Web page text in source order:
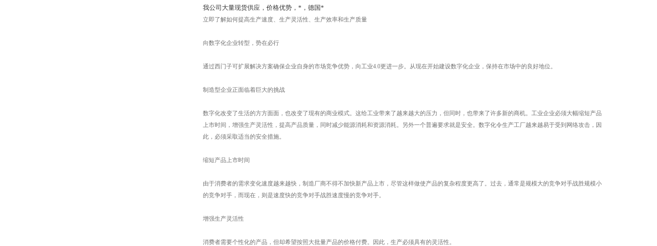
我公司大量现货供应，价格优势，*，德国*
立即了解如何提高生产速度、生产灵活性、生产效率和生产质量
向数字化企业转型，势在必行
通过西门子可扩展解决方案确保企业自身的市场竞争优势，向工业4.0更进一步。从现在开始建设数字化企业，保持在市场中的良好地位。
制造型企业正面临着巨大的挑战
数字化改变了生活的方方面面，也改变了现有的商业模式。这给工业带来了越来越大的压力，但同时，也带来了许多新的商机。工业企业必须大幅缩短产品
上市时间，增强生产灵活性，提高产品质量，同时减少能源消耗和资源消耗。另外一个普遍要求就是安全。数字化令生产工厂越来越易于受到网络攻击，因
此，必须采取适当的安全措施。
缩短产品上市时间
由于消费者的需求变化速度越来越快，制造厂商不得不加快新产品上市，尽管这样做使产品的复杂程度更高了。过去，通常是规模大的竞争对手战胜规模小
的竞争对手，而现在，则是速度快的竞争对手战胜速度慢的竞争对手。
增强生产灵活性
消费者需要个性化的产品，但却希望按照大批量产品的价格付费。因此，生产必须具有的灵活性。